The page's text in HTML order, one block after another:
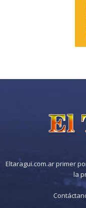
Eltaragui.com.ar primer
la